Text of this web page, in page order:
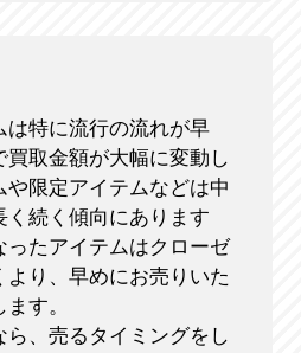
は特に流行の流れが早
買取金額が大幅に変動し
や限定アイテムなどは中
続く傾向にあります
ったアイテムはクローゼ
より、早めにお売りいた
す。
ら、売るタイミングをし